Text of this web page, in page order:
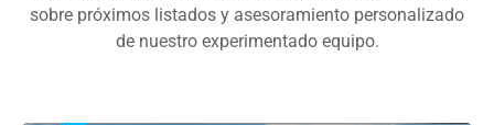
sobre próximos listados y asesoramiento personalizado
de nuestro experimentado equipo.